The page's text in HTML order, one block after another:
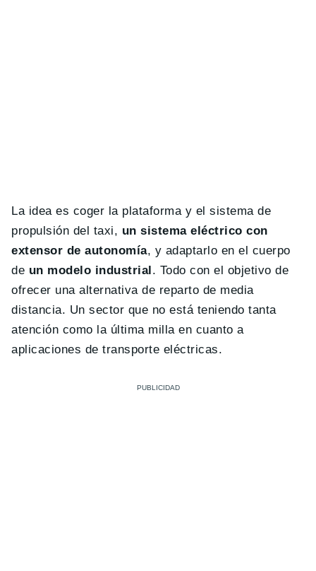
La idea es coger la plataforma y el sistema de
propulsión del taxi, un sistema eléctrico con
extensor de autonomía, y adaptarlo en el cuerpo
de un modelo industrial. Todo con el objetivo de
ofrecer una alternativa de reparto de media
distancia. Un sector que no está teniendo tanta
atención como la última milla en cuanto a
aplicaciones de transporte eléctricas.